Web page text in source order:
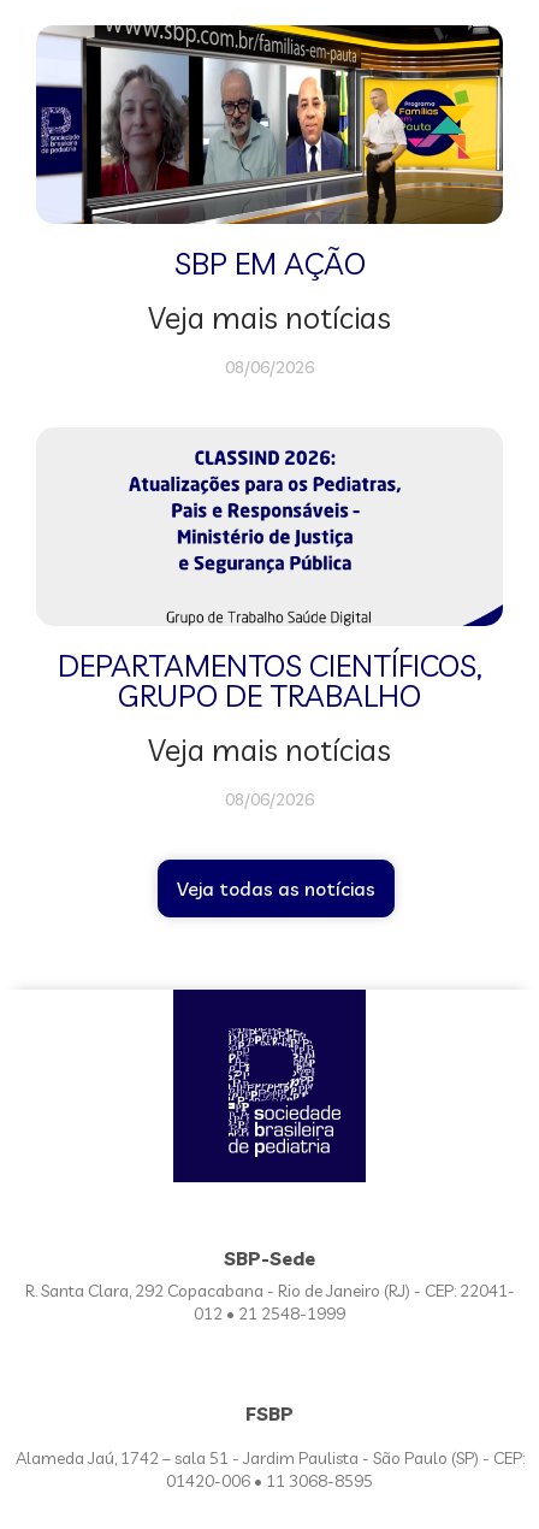
SBP EM AÇÃO
Veja mais notícias
08/06/2026
DEPARTAMENTOS CIENTÍFICOS,
GRUPO DE TRABALHO
Veja mais notícias
08/06/2026
Veja todas as notícias
SBP-Sede
R. Santa Clara, 292 Copacabana - Rio de Janeiro (RJ) - CEP: 22041-
012 • 21 2548-1999
FSBP
Alameda Jaú, 1742 – sala 51 - Jardim Paulista - São Paulo (SP) - CEP:
01420-006 • 11 3068-8595